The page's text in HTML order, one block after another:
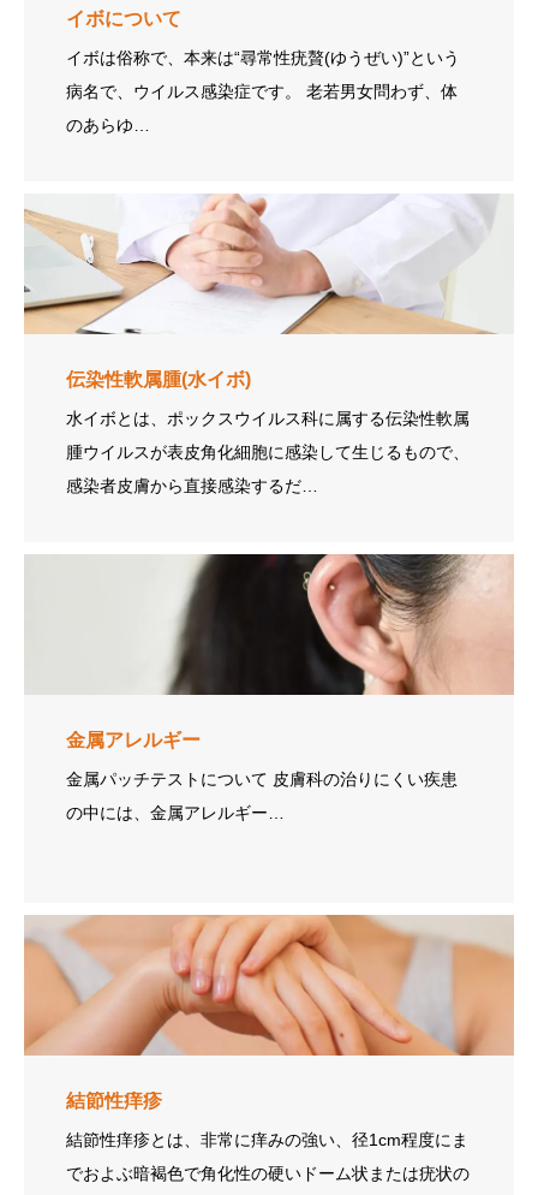
イボについて
イボは俗称で、本来は“尋常性疣贅(ゆうぜい)”という
病名で、ウイルス感染症です。 老若男女問わず、体
のあらゆ…
伝染性軟属腫(水イボ)
水イボとは、ポックスウイルス科に属する伝染性軟属
腫ウイルスが表皮角化細胞に感染して生じるもので、
感染者皮膚から直接感染するだ…
金属アレルギー
金属パッチテストについて 皮膚科の治りにくい疾患
の中には、金属アレルギー…
結節性痒疹
結節性痒疹とは、非常に痒みの強い、径1cm程度にま
でおよぶ暗褐色で角化性の硬いドーム状または疣状の